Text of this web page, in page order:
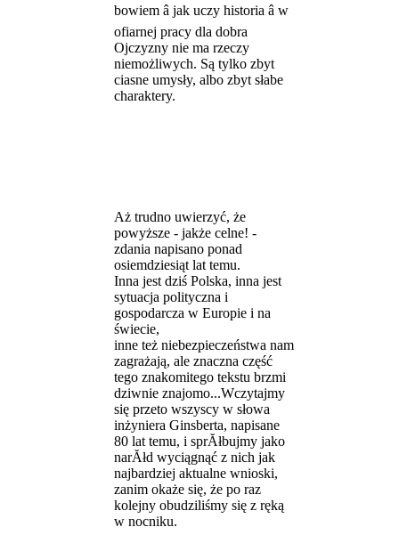
bowiem â jak uczy historia â w
ofiarnej pracy dla dobra
Ojczyzny nie ma rzeczy
niemożliwych. Są tylko zbyt
ciasne umysły, albo zbyt słabe
charaktery.
Aż trudno uwierzyć, że
powyższe - jakże celne! -
zdania napisano ponad
osiemdziesiąt lat temu.
Inna jest dziś Polska, inna jest
sytuacja polityczna i
gospodarcza w Europie i na
świecie,
inne też niebezpieczeństwa nam
zagrażają, ale znaczna część
tego znakomitego tekstu brzmi
dziwnie znajomo...Wczytajmy
się przeto wszyscy w słowa
inżyniera Ginsberta, napisane
80 lat temu, i sprĂłbujmy jako
narĂłd wyciągnąć z nich jak
najbardziej aktualne wnioski,
zanim okaże się, że po raz
kolejny obudziliśmy się z ręką
w nocniku.